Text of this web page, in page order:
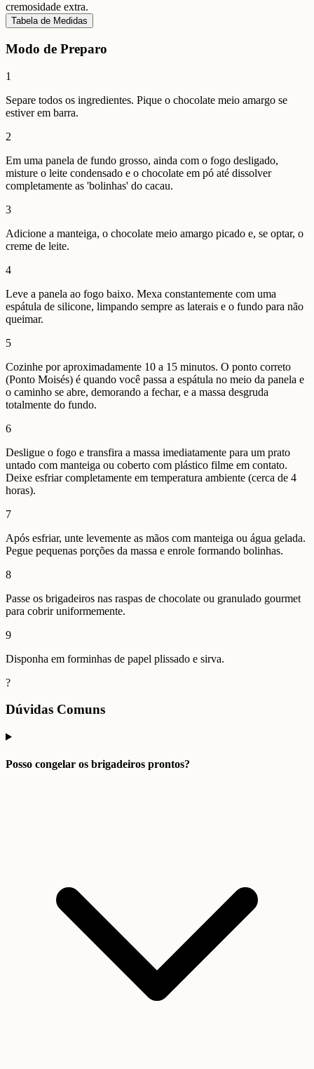
cremosidade extra.
Tabela de Medidas
Modo de Preparo
1
Separe todos os ingredientes. Pique o chocolate meio amargo se
estiver em barra.
2
Em uma panela de fundo grosso, ainda com o fogo desligado,
misture o leite condensado e o chocolate em pó até dissolver
completamente as 'bolinhas' do cacau.
3
Adicione a manteiga, o chocolate meio amargo picado e, se optar, o
creme de leite.
4
Leve a panela ao fogo baixo. Mexa constantemente com uma
espátula de silicone, limpando sempre as laterais e o fundo para não
queimar.
5
Cozinhe por aproximadamente 10 a 15 minutos. O ponto correto
(Ponto Moisés) é quando você passa a espátula no meio da panela e
o caminho se abre, demorando a fechar, e a massa desgruda
totalmente do fundo.
6
Desligue o fogo e transfira a massa imediatamente para um prato
untado com manteiga ou coberto com plástico filme em contato.
Deixe esfriar completamente em temperatura ambiente (cerca de 4
horas).
7
Após esfriar, unte levemente as mãos com manteiga ou água gelada.
Pegue pequenas porções da massa e enrole formando bolinhas.
8
Passe os brigadeiros nas raspas de chocolate ou granulado gourmet
para cobrir uniformemente.
9
Disponha em forminhas de papel plissado e sirva.
?
Dúvidas Comuns
Posso congelar os brigadeiros prontos?